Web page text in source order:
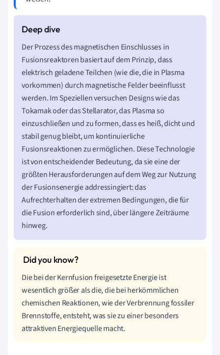
Der Prozess des magnetischen Einschlusses in
Fusionsreaktoren basiert auf dem Prinzip, dass
elektrisch geladene Teilchen (wie die, die in Plasma
vorkommen) durch magnetische Felder beeinflusst
werden. Im Speziellen versuchen Designs wie das
Tokamak oder das Stellarator, das Plasma so
einzuschließen und zu formen, dass es heiß, dicht und
stabil genug bleibt, um kontinuierliche
Fusionsreaktionen zu ermöglichen. Diese Technologie
ist von entscheidender Bedeutung, da sie eine der
größten Herausforderungen auf dem Weg zur Nutzung
der Fusionsenergie addressingiert: das
Aufrechterhalten der extremen Bedingungen, die für
die Fusion erforderlich sind, über längere Zeiträume
hinweg.
Die bei der Kernfusion freigesetzte Energie ist
wesentlich größer als die, die bei herkömmlichen
chemischen Reaktionen, wie der Verbrennung fossiler
Brennstoffe, entsteht, was sie zu einer besonders
attraktiven Energiequelle macht.